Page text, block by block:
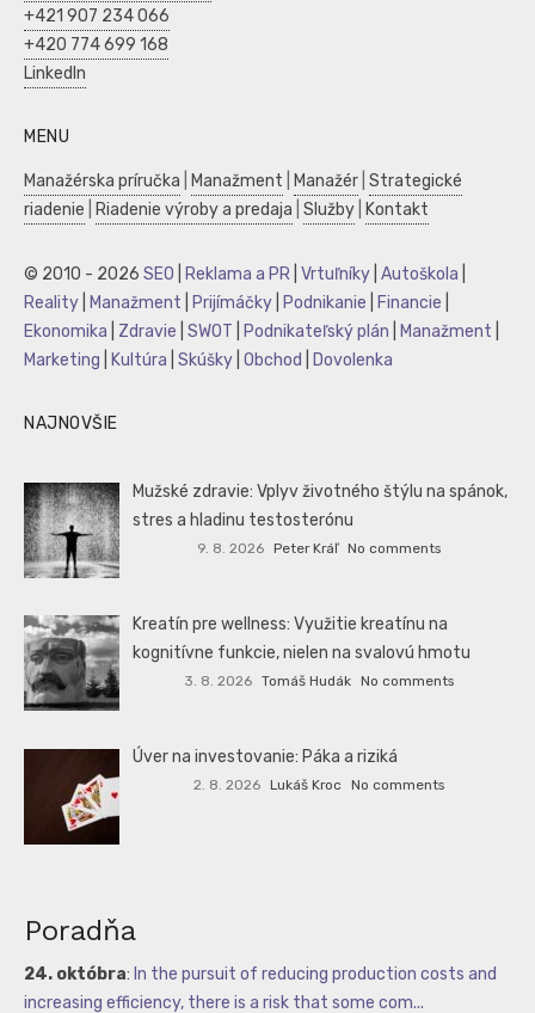
+421 907 234 066
+420 774 699 168
LinkedIn
MENU
Manažérska príručka Manažment Manažér Strategické
riadenie
Riadenie výroby a predaja Služby Kontakt
© 2010 - 2026 SEO Reklama a PR Vrtuľníky Autoškola
Reality
Manažment Prijímáčky Podnikanie Financie
Ekonomika
Zdravie SWOT Podnikateľský plán Manažment
Marketing
Kultúra Skúšky Obchod Dovolenka
NAJNOVŠIE
Mužské zdravie: Vplyv životného štýlu na spánok,
stres a hladinu testosterónu
9. 8. 2026 Peter Kráľ No comments
Kreatín pre wellness: Využitie kreatínu na
kognitívne funkcie, nielen na svalovú hmotu
3. 8. 2026 Tomáš Hudák No comments
Úver na investovanie: Páka a riziká
2. 8. 2026 Lukáš Kroc No comments
Poradňa
24. októbra: In the pursuit of reducing production costs and
increasing efficiency, there is a risk that some com...